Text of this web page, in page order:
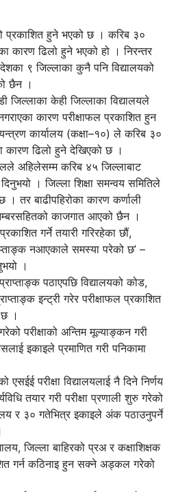
प्रकाशित हुने भएको छ । करिब ३०
कारण ढिलो हुने भएको हो । निरन्तर
९ जिल्लाका कुनै पनि विद्यालयको
छैन ।
जिल्लाका केही जिल्लाका विद्यालयले
कारण परीक्षाफल प्रकाशित हुन
कार्यालय (कक्षा–१०) ले करिब ३०
कारण ढिलो हुने देखिएको छ ।
अहिलेसम्म करिब ४५ जिल्लाबाट
। जिल्ला शिक्षा समन्वय समितिले
। तर बाढीपहिरोका कारण कर्णाली
काजगात आएको छैन ।
गर्ने तयारी गरिरहेका छौं,
नआएकाले समस्या परेको छ’ –
।
पठाएपछि विद्यालयको कोड,
इन्ट्री गरेर परीक्षाफल प्रकाशित
छ ।
परीक्षाको अन्तिम मूल्याङ्कन गरी
इकाइले प्रमाणित गरी पनिकामा
एसईई परीक्षा विद्यालयलाई नै दिने निर्णय
तयार गरी परीक्षा प्रणाली शुरु गरेको
र ३० गतेभित्र इकाइले अंक पठाउनुपर्ने
जिल्ला बाहिरको प्रअ र कक्षाशिक्षक
गर्न कठिनाइ हुन सक्ने अड्कल गरेको